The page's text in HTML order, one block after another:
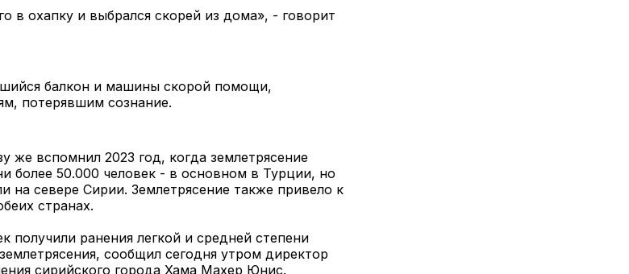
в охапку и выбрался скорей из дома», - говорит
балкон и машины скорой помощи,
потерявшим сознание.
же вспомнил 2023 год, когда землетрясение
более 50.000 человек - в основном в Турции, но
на севере Сирии. Землетрясение также привело к
странах.
получили ранения легкой и средней степени
сообщил сегодня утром директор
сирийского города Хама Махер Юнис.